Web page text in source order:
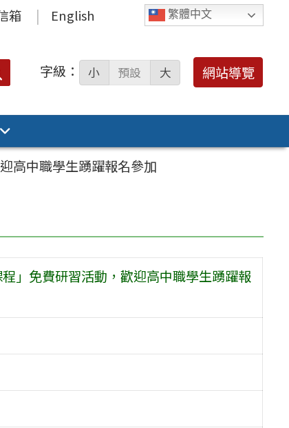
繁體中文
箱 English
搜
字級： 小 預設 大 網站導覽
高中職學生踴躍報名參加
」免費研習活動，歡迎高中職學生踴躍報